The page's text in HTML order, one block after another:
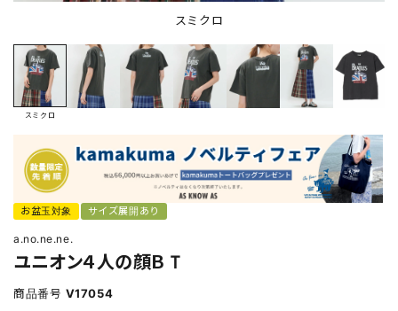
スミクロ
スミクロ
お盆玉対象 サイズ展開あり
a.no.ne.ne.
ユニオン４人の顔ＢＴ
商品番号 V17054